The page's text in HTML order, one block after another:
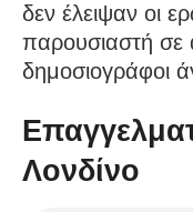
δεν έλειψαν οι
παρουσιαστή σε
δημοσιογράφοι
Λονδίνο